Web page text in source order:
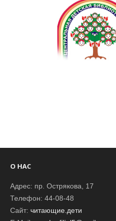
О НАС
Адрес: пр. Острякова, 17
Телефон: 44-08-48
Сайт: читающие.дети